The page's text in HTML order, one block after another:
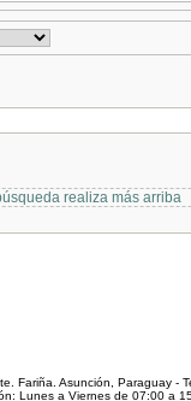
realiza más arriba
Fariña. Asunción, Paraguay -
Lunes a Viernes de 07:00 a